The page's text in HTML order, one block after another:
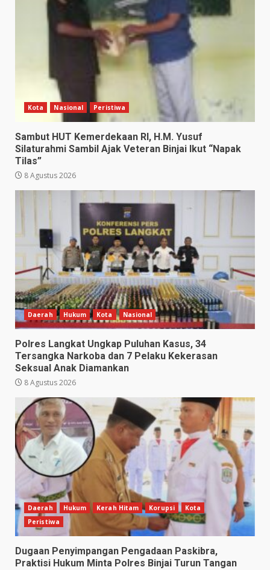
Kota Nasional Peristiwa
Sambut HUT Kemerdekaan RI, H.M. Yusuf
Silaturahmi Sambil Ajak Veteran Binjai Ikut “Napak
Tilas”
8 Agustus 2026
Daerah Hukum Kota Nasional
Polres Langkat Ungkap Puluhan Kasus, 34
Tersangka Narkoba dan 7 Pelaku Kekerasan
Seksual Anak Diamankan
8 Agustus 2026
Daerah Hukum Kerah Hitam Korupsi
Kota
Peristiwa
Dugaan Penyimpangan Pengadaan Paskibra,
Praktisi Hukum Minta Polres Binjai Turun Tangan